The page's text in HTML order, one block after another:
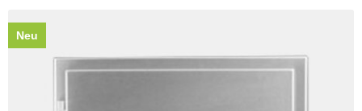
Neu